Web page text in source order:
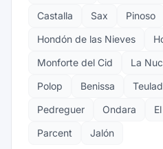
Castalla Sax Pinoso
Hondón de las Nieves
Monforte del Cid
La
Polop
Benissa
Pedreguer
Ondara
Parcent
Jalón